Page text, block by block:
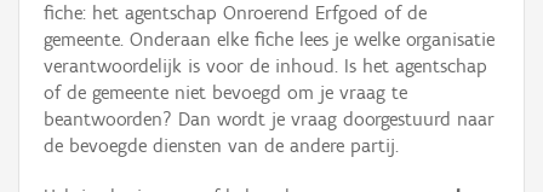
Thema
Gebeurtenis
Persoon of collectief
fiche: het agentschap Onroerend Erfgoed of de
gemeente. Onderaan elke fiche lees je welke organisatie
verantwoordelijk is voor de inhoud. Is het agentschap
of de gemeente niet bevoegd om je vraag te
beantwoorden? Dan wordt je vraag doorgestuurd naar
de bevoegde diensten van de andere partij.